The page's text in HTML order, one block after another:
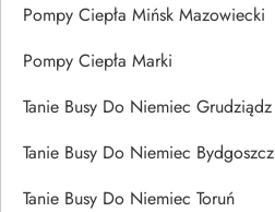
Pompy Ciepła Mińsk Mazowiecki
Pompy Ciepła Marki
Tanie Busy Do Niemiec Grudziądz
Tanie Busy Do Niemiec Bydgoszcz
Tanie Busy Do Niemiec Toruń